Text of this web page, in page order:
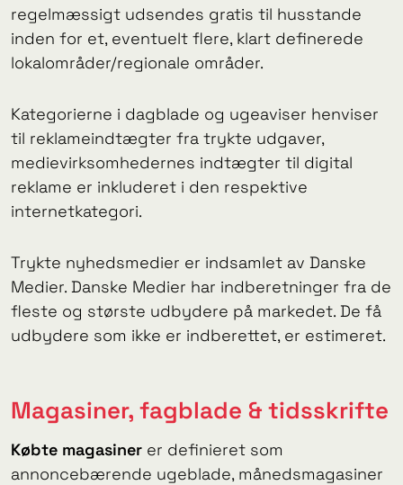
regelmæssigt udsendes gratis til husstande
inden for et, eventuelt flere, klart definerede
lokalområder/regionale områder.
Kategorierne i dagblade og ugeaviser henviser
til reklameindtægter fra trykte udgaver,
medievirksomhedernes indtægter til digital
reklame er inkluderet i den respektive
internetkategori.
Trykte nyhedsmedier er indsamlet av Danske
Medier. Danske Medier har indberetninger fra de
fleste og største udbydere på markedet. De få
udbydere som ikke er indberettet, er estimeret.
Magasiner, fagblade & tidsskrifte
Købte magasiner er definieret som
annoncebærende ugeblade, månedsmagasiner